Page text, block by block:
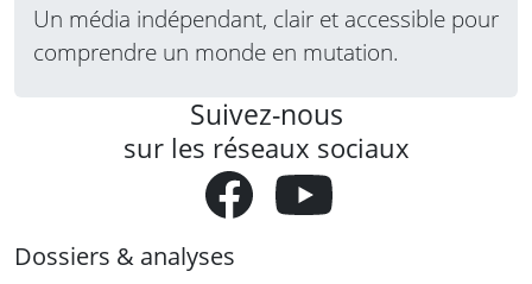
Un média indépendant, clair et accessible pour
comprendre un monde en mutation.
Suivez-nous
sur les réseaux sociaux
Dossiers & analyses